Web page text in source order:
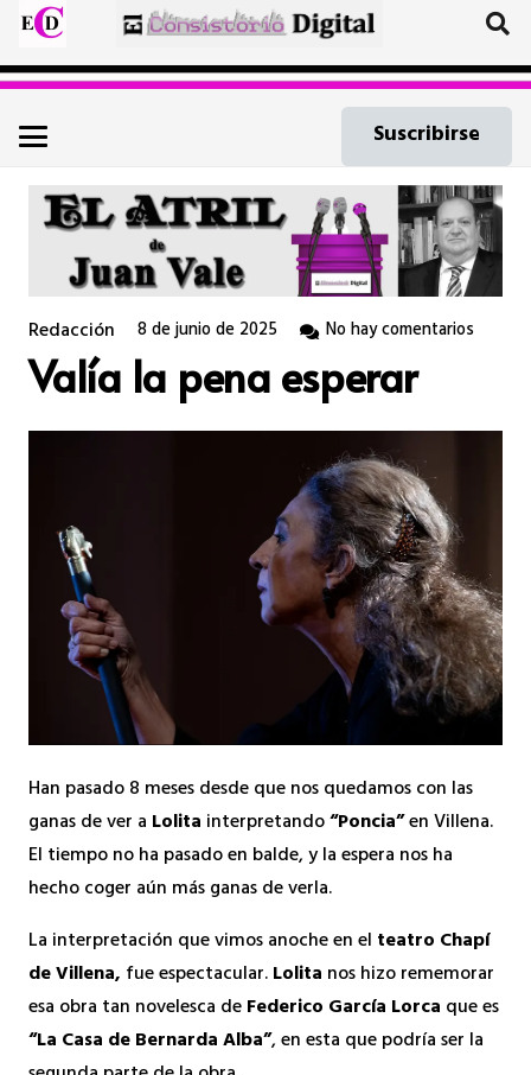
Suscribirse
Redacción 8 de junio de 2025 No hay comentarios
Valía la pena esperar
Han pasado 8 meses desde que nos quedamos con las
ganas de ver a Lolita interpretando“Poncia”en Villena.
El tiempo no ha pasado en balde, y la espera nos ha
hecho coger aún más ganas de verla.
La interpretación que vimos anoche en el teatro Chapí
de Villena, fue espectacular.Lolita nos hizo rememorar
esa obra tan novelesca deFederico García Lorca que es
“La Casa de Bernarda Alba”, en esta que podría ser la